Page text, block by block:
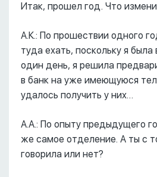
Итак, прошел год. Что
А.К.: По прошествии одного
туда ехать, поскольку я
один день, я решила
в банк на уже имеющуюся
удалось получить у них…
А.А.: По опыту предыдущего
же самое отделение. А ты с
говорила или нет?